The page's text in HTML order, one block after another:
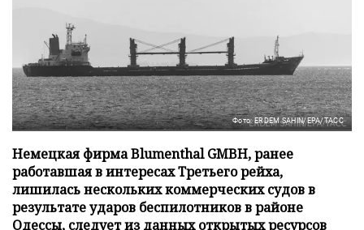
Фото: ERDEM SAHIN/EPA/ТАСС
Немецкая фирма Blumenthal GMBH, ранее
работавшая в интересах Третьего рейха,
лишилась нескольких коммерческих судов в
результате ударов беспилотников в районе
Одессы, следует из данных открытых ресурсов